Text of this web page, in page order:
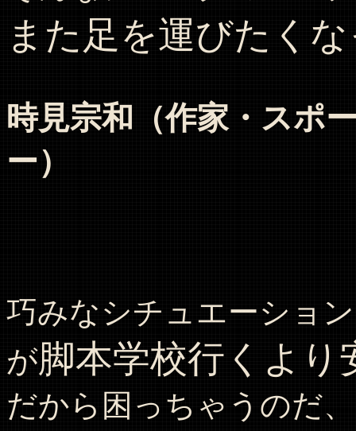
また足を運びたく
時見宗和（作家・スポ
ー）
巧みなシチュエーショ
が脚本学校行くよ
だから困っちゃうのだ